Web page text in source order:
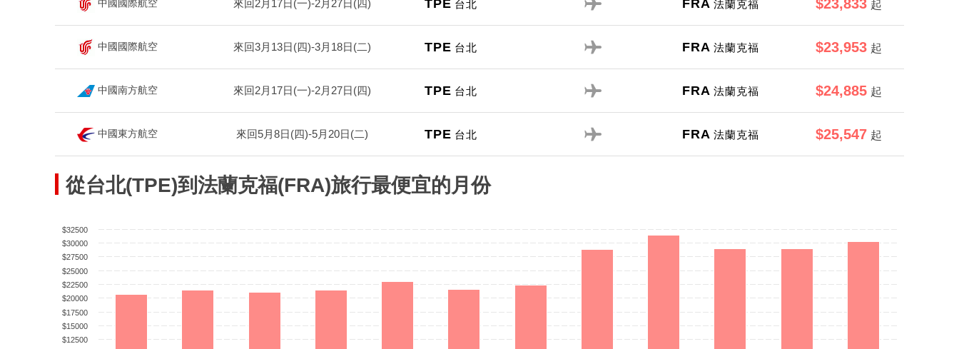
中國國際航空 TPE 台北 FRA 法蘭克福
來回2月17日(一)-2月27日(四) $23,833 起
中國國際航空 TPE 台北 FRA 法蘭克福
來回3月13日(四)-3月18日(二) $23,953 起
中國南方航空 TPE 台北 FRA 法蘭克福
來回2月17日(一)-2月27日(四) $24,885 起
中國東方航空 TPE 台北 FRA 法蘭克福
來回5月8日(四)-5月20日(二) $25,547 起
從台北(TPE)到法蘭克福(FRA)旅行最便宜的月份
$12500
$15000
$17500
$20000
$22500
$25000
$27500
$30000
$32500